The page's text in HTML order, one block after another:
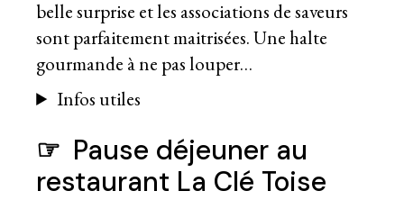
belle surprise et les associations de saveurs
sont parfaitement maitrisées. Une halte
gourmande à ne pas louper…
Infos utiles
☞ Pause déjeuner au
restaurant La Clé Toise